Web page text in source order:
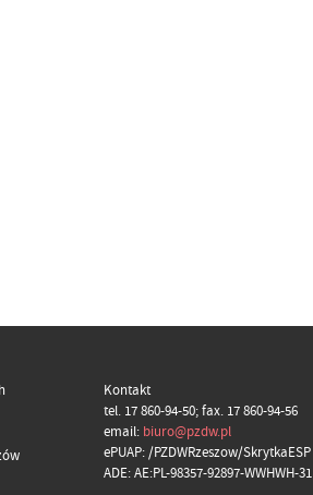
Kontakt
tel. 17 860-94-50; fax. 17 860-94-56
email: biuro@pzdw.pl
ePUAP: /PZDWRzeszow/SkrytkaESP
ADE: AE:PL-98357-92897-WWHWH-31